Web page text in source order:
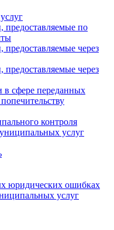
по
через
через
в сфере переданных
контроля
услуг
юридических ошибках
услуг